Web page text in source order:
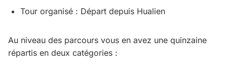
Tour organisé : Départ depuis Hualien
Au niveau des parcours vous en avez une quinzaine
répartis en deux catégories :